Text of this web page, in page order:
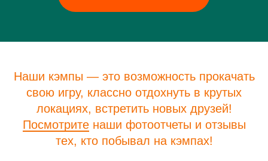
Наши кэмпы — это возможность прокачать
свою игру, классно отдохнуть в крутых
локациях, встретить новых друзей!
Посмотритенаши фотоотчеты и отзывы
тех, кто побывал на кэмпах!